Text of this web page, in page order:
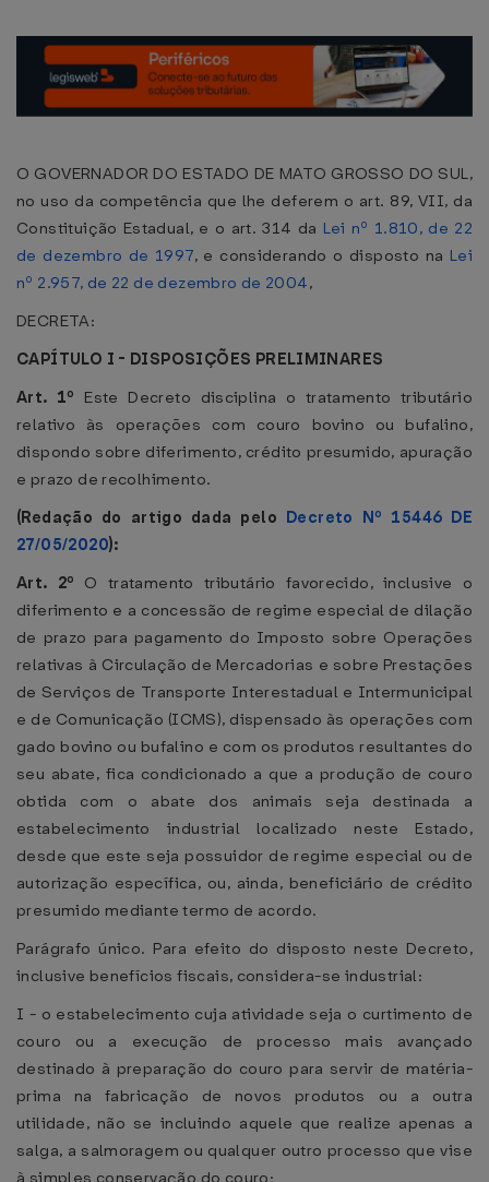
O GOVERNADOR DO ESTADO DE MATO GROSSO DO SUL,
no uso da competência que lhe deferem o art. 89, VII, da
Constituição Estadual, e o art. 314 da Lei nº 1.810, de 22
de dezembro de 1997, e considerando o disposto na Lei
nº 2.957, de 22 de dezembro de 2004,
DECRETA:
CAPÍTULO I - DISPOSIÇÕES PRELIMINARES
Art. 1º Este Decreto disciplina o tratamento tributário
relativo às operações com couro bovino ou bufalino,
dispondo sobre diferimento, crédito presumido, apuração
e prazo de recolhimento.
(Redação do artigo dada pelo Decreto Nº 15446 DE
27/05/2020):
Art. 2º O tratamento tributário favorecido, inclusive o
diferimento e a concessão de regime especial de dilação
de prazo para pagamento do Imposto sobre Operações
relativas à Circulação de Mercadorias e sobre Prestações
de Serviços de Transporte Interestadual e Intermunicipal
e de Comunicação (ICMS), dispensado às operações com
gado bovino ou bufalino e com os produtos resultantes do
seu abate, fica condicionado a que a produção de couro
obtida com o abate dos animais seja destinada a
estabelecimento industrial localizado neste Estado,
desde que este seja possuidor de regime especial ou de
autorização específica, ou, ainda, beneficiário de crédito
presumido mediante termo de acordo.
Parágrafo único. Para efeito do disposto neste Decreto,
inclusive benefícios fiscais, considera-se industrial:
I - o estabelecimento cuja atividade seja o curtimento de
couro ou a execução de processo mais avançado
destinado à preparação do couro para servir de matéria-
prima na fabricação de novos produtos ou a outra
utilidade, não se incluindo aquele que realize apenas a
salga, a salmoragem ou qualquer outro processo que vise
à simples conservação do couro;